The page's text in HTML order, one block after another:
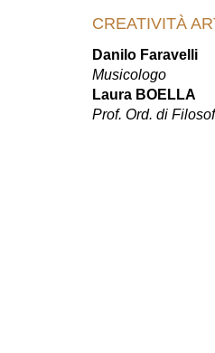
CREATIVITÀ
Danilo Faravelli
Musicologo
Laura BOELLA
Prof. Ord. di